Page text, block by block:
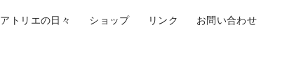
アトリエの日々 ショップ リンク お問い合わせ